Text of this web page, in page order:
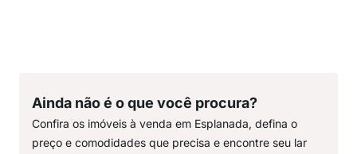
Ainda não é o que você procura?
Confira os imóveis à venda em Esplanada, defina o
preço e comodidades que precisa e encontre seu lar